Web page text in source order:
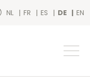
NL FR ES DE EN